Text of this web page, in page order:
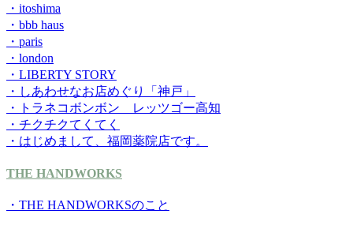
・itoshima
・bbb haus
・paris
・london
・LIBERTY STORY
・しあわせなお店めぐり「神戸」
・トラネコボンボン レッツゴー高知
・チクチクてくてく
・はじめまして、福岡薬院店です。
THE HANDWORKS
・THE HANDWORKSのこと